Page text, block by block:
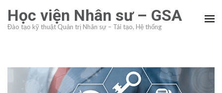
content
Học viện Nhân sư – GSA
Đào tạo kỹ thuật Quản trị Nhân sự – Tái tạo, Hệ thống